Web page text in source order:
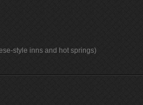
style inns and hot springs)